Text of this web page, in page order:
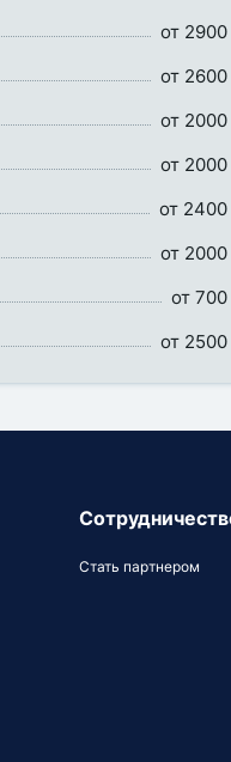
от
от
от
от
от
от
от
от
Стать партнером